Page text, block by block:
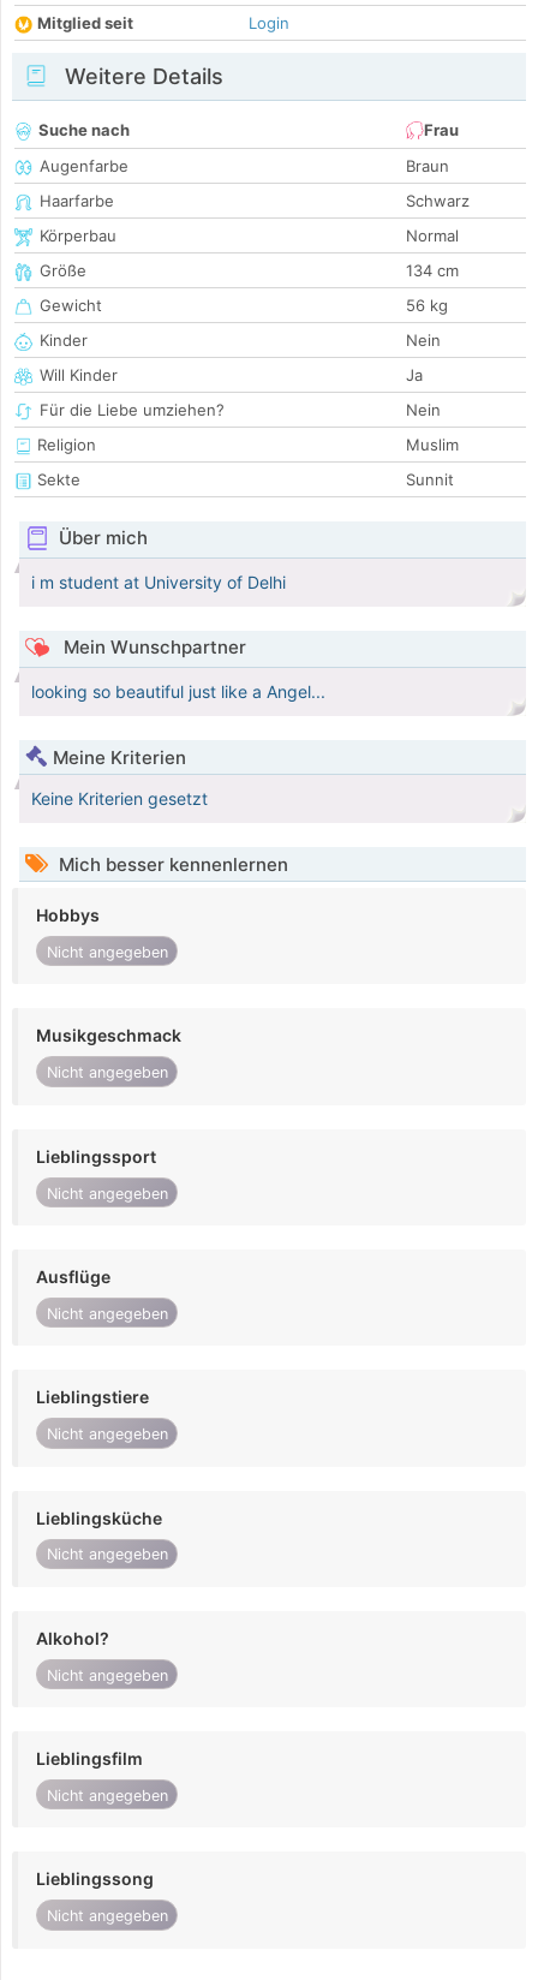
Mitglied seit
Login
Weitere Details
Suche nach
Frau
Augenfarbe
Braun
Haarfarbe
Schwarz
Körperbau
Normal
Größe
134 cm
Gewicht
56 kg
Kinder
Nein
Will Kinder
Ja
Für die Liebe umziehen?
Nein
Religion
Muslim
Sekte
Sunnit
Über mich
i m student at University of Delhi
Mein Wunschpartner
looking so beautiful just like a Angel...
Meine Kriterien
Keine Kriterien gesetzt
Mich besser kennenlernen
Hobbys
Nicht angegeben
Musikgeschmack
Nicht angegeben
Lieblingssport
Nicht angegeben
Ausflüge
Nicht angegeben
Lieblingstiere
Nicht angegeben
Lieblingsküche
Nicht angegeben
Alkohol?
Nicht angegeben
Lieblingsfilm
Nicht angegeben
Lieblingssong
Nicht angegeben